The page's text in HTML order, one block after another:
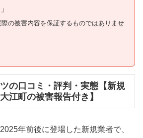
の被害内容を保証するものではありませ
の口コミ・評判・実態【新規
江町の被害報告付き】
年前後に登場した新規業者で、